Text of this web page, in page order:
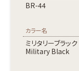
BR-44
カラー名
ミリタリーブラック
Military Black